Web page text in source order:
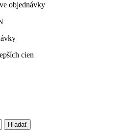
objednávky
cien
Hľadať